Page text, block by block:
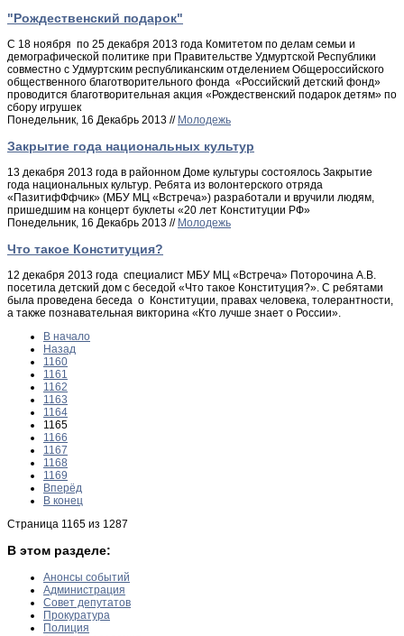
"Рождественский подарок"
С 18 ноября по 25 декабря 2013 года Комитетом по делам семьи и
демографической политике при Правительстве Удмуртской Республики
совместно с Удмуртским республиканским отделением Общероссийского
общественного благотворительного фонда «Российский детский фонд»
проводится благотворительная акция «Рождественский подарок детям» по
сбору игрушек
Понедельник, 16 Декабрь 2013 // Молодежь
Закрытие года национальных культур
13 декабря 2013 года в районном Доме культуры состоялось Закрытие
года национальных культур. Ребята из волонтерского отряда
«ПазитифФфчик» (МБУ МЦ «Встреча») разработали и вручили людям,
пришедшим на концерт буклеты «20 лет Конституции РФ»
Понедельник, 16 Декабрь 2013 // Молодежь
Что такое Конституция?
12 декабря 2013 года специалист МБУ МЦ «Встреча» Поторочина А.В.
посетила детский дом с беседой «Что такое Конституция?». С ребятами
была проведена беседа о Конституции, правах человека, толерантности,
а также познавательная викторина «Кто лучше знает о России».
В начало
Назад
1160
1161
1162
1163
1164
1165
1166
1167
1168
1169
Вперёд
В конец
Страница 1165 из 1287
В этом разделе:
Анонсы событий
Администрация
Совет депутатов
Прокуратура
Полиция